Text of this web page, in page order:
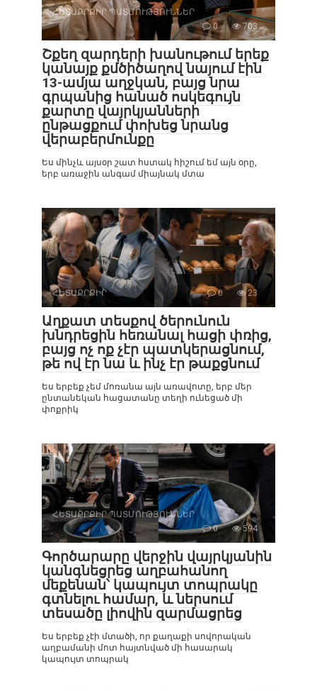
ՀԵՏԱՔՐՔԻՐ ՊԱՏՄՈՒԹՅՈՒՆՆԵՐ
0
703
Շքեղ զարդերի խանութում երեք
կանայք քմծիծաղով նայում էին
13-ամյա աղջկան, բայց նրա
գրպանից հանած ոսկեգույն
քարտը վայրկյանների
ընթացքում փոխեց նրանց
վերաբերմունքը
Ես մինչև այսօր շատ հստակ հիշում եմ այն օրը,
երբ առաջին անգամ միայնակ մտա
ՀԵՏԱՔՐՔԻՐ 0 23
Աղքատ տեսքով ծերունուն
խնդրեցին հեռանալ հացի փռից,
բայց ոչ ոք չէր պատկերացնում,
թե ով էր նա և ինչ էր թաքցնում
Ես երբեք չեմ մոռանա այն առավոտը, երբ մեր
ընտանեկան հացատանը տեղի ունեցած մի
փոքրիկ
ՀԵՏԱՔՐՔԻՐ ՊԱՏՄՈՒԹՅՈՒՆՆԵՐ
0
594
Գործարարը վերջին վայրկյանին
կանգնեցրեց աղբահանող
մեքենան՝ կապույտ տոպրակը
գտնելու համար, և ներսում
տեսածը լիովին զարմացրեց
Ես երբեք չէի մտածի, որ քաղաքի սովորական
աղբամանի մոտ հայտնված մի հասարակ
կապույտ տոպրակ